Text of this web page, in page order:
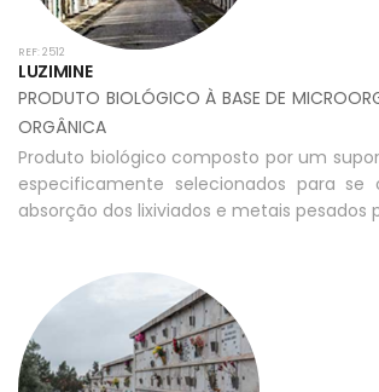
REF: 2512
LUZIMINE
PRODUTO BIOLÓGICO À BASE DE
ORGÂNICA
Produto biológico composto por um
especificamente selecionados para
absorção dos lixiviados e metais